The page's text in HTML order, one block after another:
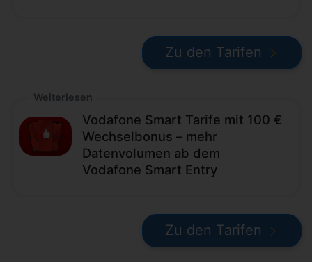
Zu den Tarifen
Weiterlesen
Vodafone Smart Tarife mit 100 €
Wechselbonus – mehr
Datenvolumen ab dem
Vodafone Smart Entry
Zu den Tarifen